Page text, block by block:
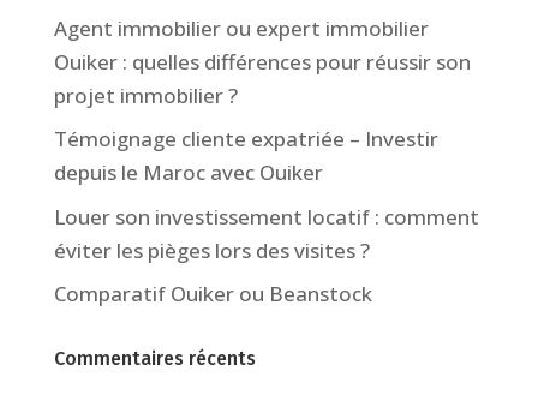
Agent immobilier ou expert immobilier
Ouiker : quelles différences pour réussir son
projet immobilier ?
Témoignage cliente expatriée – Investir
depuis le Maroc avec Ouiker
Louer son investissement locatif : comment
éviter les pièges lors des visites ?
Comparatif Ouiker ou Beanstock
Commentaires récents